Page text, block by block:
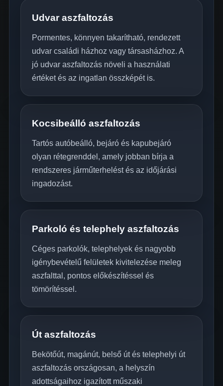
Udvar aszfaltozás
Pormentes, könnyen takarítható, rendezett
udvar családi házhoz vagy társasházhoz. A
jó udvar aszfaltozás növeli a használati
értéket és az ingatlan összképét is.
Kocsibeálló aszfaltozás
Tartós autóbeálló, bejáró és kapubejáró
olyan rétegrenddel, amely jobban bírja a
rendszeres járműterhelést és az időjárási
ingadozást.
Parkoló és telephely aszfaltozás
Céges parkolók, telephelyek és nagyobb
igénybevételű felületek kivitelezése meleg
aszfalttal, pontos előkészítéssel és
tömörítéssel.
Út aszfaltozás
Bekötőút, magánút, belső út és telephelyi út
aszfaltozás országosan, a helyszín
adottságaihoz igazított műszaki